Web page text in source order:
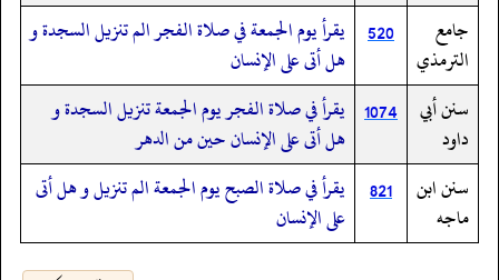
جامع
الترمذي
520
يقرأ يوم الجمعة في صلاة الفجر الم تنزيل السجدة و
هل أتى على الإنسان
سنن أبي
داود
1074 يقرأ في صلاة الفجر يوم الجمعة تنزيل السجدة و
هل أتى على الإنسان حين من الدهر
سنن ابن
ماجه
821
يقرأ في صلاة الصبح يوم الجمعة الم تنزيل و هل أتى
على الإنسان